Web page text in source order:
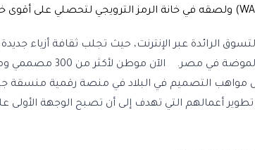
جميع المصممين
التصميم في البلاد في منصة رقمية منسقة
تطوير أعمالهم التي تهدف إلى أن تصبح الوجهة